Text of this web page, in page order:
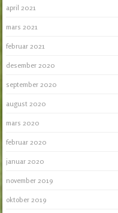
april 2021
mars 2021
februar 2021
desember 2020
september 2020
august 2020
mars 2020
februar 2020
januar 2020
november 2019
oktober 2019